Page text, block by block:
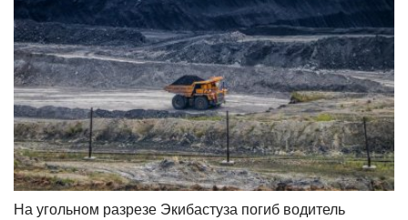
На угольном разрезе Экибастуза погиб водитель